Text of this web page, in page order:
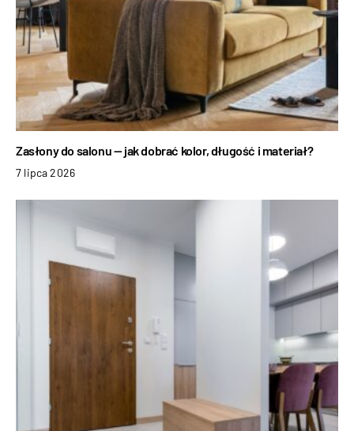
Zasłony do salonu — jak dobrać kolor, długość i materiał?
7 lipca 2026